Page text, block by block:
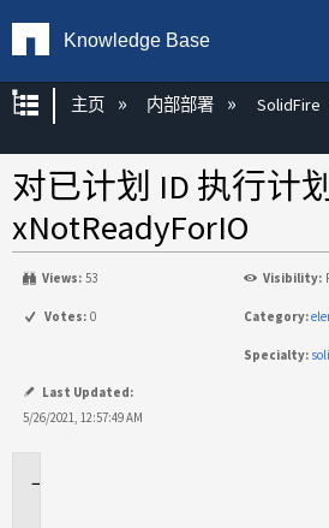
Knowledge Base
扩展/隐缩全局层次
主页 内部部署 SolidFire
对已计划 ID 执行计
xNotReadyForIO
Views: 53 Visibility:
Votes: 0 Category:
Specialty:
Last Updated:
5/26/2021, 12:57:49 AM